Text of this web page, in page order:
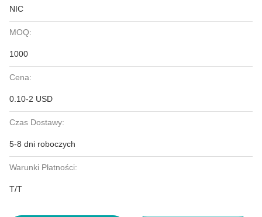
NIC
MOQ:
1000
Cena:
0.10-2 USD
Czas Dostawy:
5-8 dni roboczych
Warunki Płatności:
T/T